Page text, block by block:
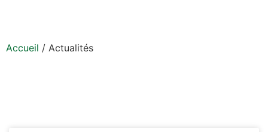
Accueil / Actualités